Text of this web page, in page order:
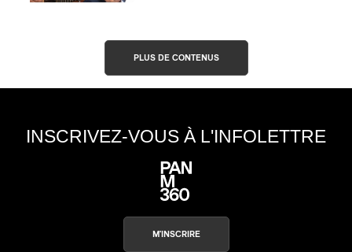
PLUS DE CONTENUS
INSCRIVEZ-VOUS À L'INFOLETTRE
M'INSCRIRE